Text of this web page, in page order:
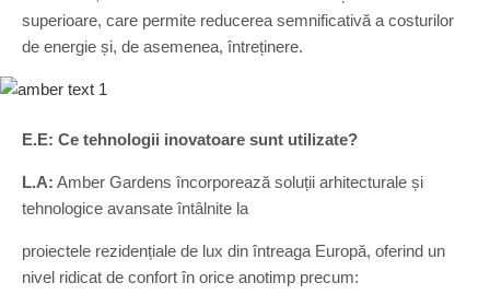
superioare, care permite reducerea semnificativă a costurilor
de energie și, de asemenea, întreținere.
E.E: Ce tehnologii inovatoare sunt utilizate?
L.A: Amber Gardens încorporează soluții arhitecturale și
tehnologice avansate întâlnite la
proiectele rezidențiale de lux din întreaga Europă, oferind un
nivel ridicat de confort în orice anotimp precum: